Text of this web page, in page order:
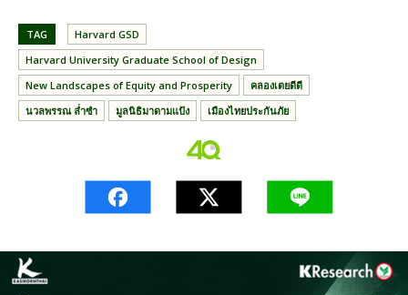
TAG
Harvard GSD
Harvard University Graduate School of Design
New Landscapes of Equity and Prosperity
คลองเตยดีดี
นวลพรรณ ล่ำซำ
มูลนิธิมาดามแป้ง เมืองไทยประกันภัย